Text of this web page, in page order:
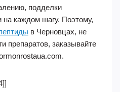
подделки
на каждом шагу. Поэтому,
в Черновцах, не
препаратов, заказывайте